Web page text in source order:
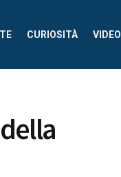
CURIOSITÀ VIDEO